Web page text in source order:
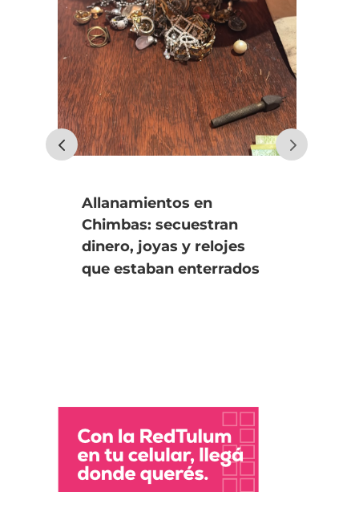
Allanamientos en
Chimbas: secuestran
dinero, joyas y relojes
que estaban enterrados